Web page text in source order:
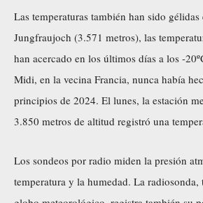
Las temperaturas también han sido
Jungfraujoch (3.571 metros), las
han acercado en los últimos días a los -
Midi, en la vecina Francia, nunca había
principios de 2024. El lunes, la estación
3.850 metros de altitud registró una
Los sondeos por radio miden la presión
temperatura y la humedad. La radiosonda,